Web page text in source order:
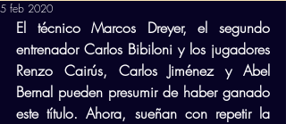
5 feb 2020
El técnico Marcos Dreyer, el segundo
entrenador Carlos Bibiloni y los jugadores
Renzo Cairús, Carlos Jiménez y Abel
Bernal pueden presumir de haber ganado
este título. Ahora, sueñan con repetir la